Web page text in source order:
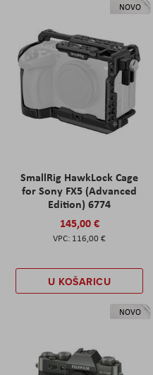
NOVO
SmallRig HawkLock Cage
for Sony FX5 (Advanced
Edition) 6774
145,00 €
116,00 €
U KOŠARICU
NOVO